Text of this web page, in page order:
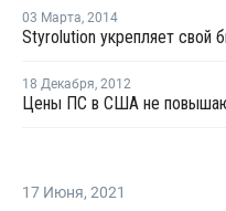
03 Марта, 2014
18 Декабря, 2012
Цены ПС в США не
17 Июня, 2021